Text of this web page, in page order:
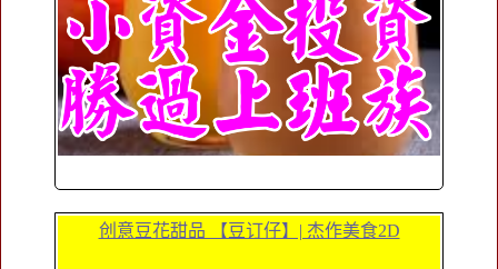
创意豆花甜品 【豆订仔】| 杰作美食2D